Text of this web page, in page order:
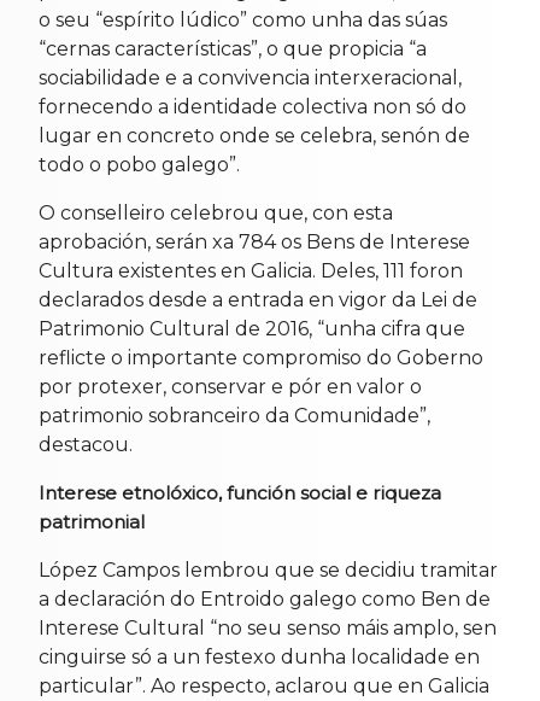
o seu “espírito lúdico” como unha das súas
“cernas características”, o que propicia “a
sociabilidade e a convivencia interxeracional,
fornecendo a identidade colectiva non só do
lugar en concreto onde se celebra, senón de
todo o pobo galego”.
O conselleiro celebrou que, con esta
aprobación, serán xa 784 os Bens de Interese
Cultura existentes en Galicia. Deles, 111 foron
declarados desde a entrada en vigor da Lei de
Patrimonio Cultural de 2016, “unha cifra que
reflicte o importante compromiso do Goberno
por protexer, conservar e pór en valor o
patrimonio sobranceiro da Comunidade”,
destacou.
Interese etnolóxico, función social e riqueza
patrimonial
López Campos lembrou que se decidiu tramitar
a declaración do Entroido galego como Ben de
Interese Cultural “no seu senso máis amplo, sen
cinguirse só a un festexo dunha localidade en
particular”. Ao respecto, aclarou que en Galicia